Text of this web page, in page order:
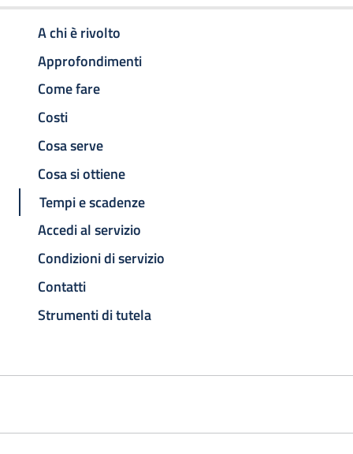
A chi è rivolto
Approfondimenti
Come fare
Costi
Cosa serve
Cosa si ottiene
Tempi e scadenze
Accedi al servizio
Condizioni di servizio
Contatti
Strumenti di tutela